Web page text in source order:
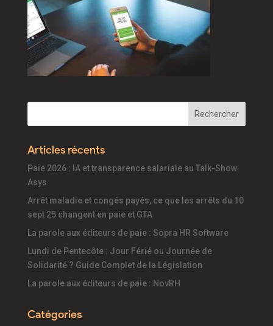
Articles récents
Paie 2026 : IA et transparence salariale au Talk-Show
Asys
Arrêt maladie et congés payés, ce que les arrêts du 10
sept 25 changent en paie et GTA
La parole aux éditeurs de paie : Sopra HR Software
Lundi de Pentecôte : Jour Férié ou Journée de
Solidarité ? Guide Complet de la Législation
La parole aux éditeurs de paie : NovRH
Catégories